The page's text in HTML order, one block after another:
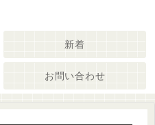
新着
お問い合わせ